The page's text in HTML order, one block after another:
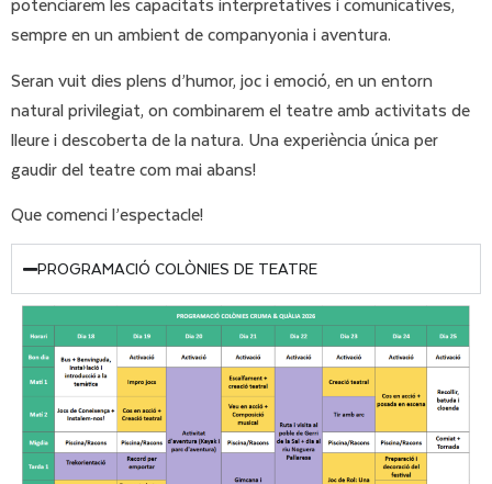
sempre en un ambient de companyonia i aventura.
Seran vuit dies plens d’humor, joc i emoció, en un entorn
natural privilegiat, on combinarem el teatre amb activitats de
lleure i descoberta de la natura. Una experiència única per
gaudir del teatre com mai abans!
Que comenci l’espectacle!
PROGRAMACIÓ COLÒNIES DE TEATRE